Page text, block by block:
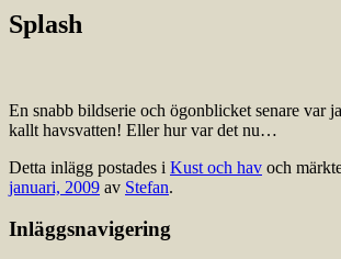
Splash
En snabb bildserie och ögonblicket senare var
kallt havsvatten! Eller hur var det nu…
Detta inlägg postades i Kust och hav och
januari, 2009 av Stefan.
Inläggsnavigering